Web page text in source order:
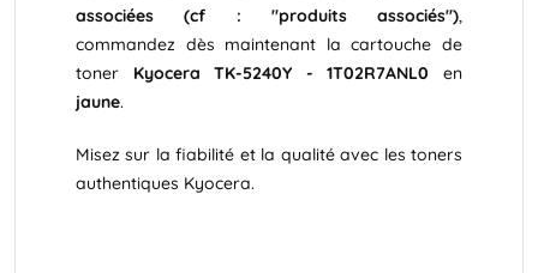
associées (cf : "produits associés"),
commandez dès maintenant la cartouche de
toner Kyocera TK-5240Y - 1T02R7ANL0 en
jaune.
Misez sur la fiabilité et la qualité avec les toners
authentiques Kyocera.